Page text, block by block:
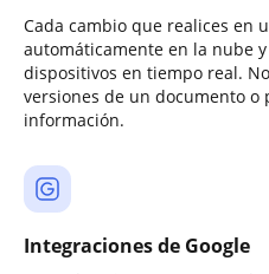
Cada cambio que realices en
automáticamente en la nube
dispositivos en tiempo real.
versiones de un documento
información.
Integraciones de Google